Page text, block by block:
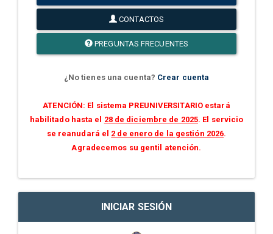
CONTACTOS
PREGUNTAS FRECUENTES
¿No tienes una cuenta? Crear cuenta
ATENCIÓN: El sistema PREUNIVERSITARIO estará
habilitado hasta el 28 de diciembre de 2025. El servicio
se reanudará el 2 de enero de la gestión 2026.
Agradecemos su gentil atención.
INICIAR SESIÓN